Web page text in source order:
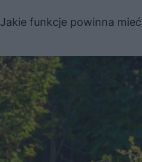
Jakie funkcje powinna